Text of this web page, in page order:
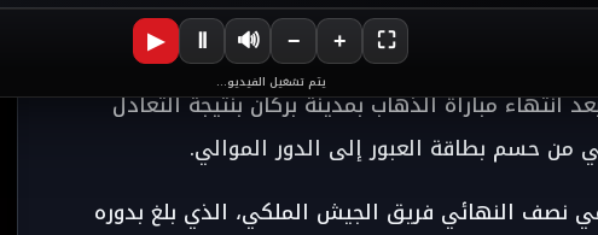
بواسطة اللاعبمنير شويعر، الذي منح فريقه انتصارًا
مباراة الذهاب بمدينة بركان بنتيجة التعادل
من حسم بطاقة العبور إلى الدور الموالي.
نصف النهائي فريق الجيش الملكي، الذي بلغ بدوره
▶ Ⅱ 🔊 − + ⛶
يتم تشغيل الفيديو...